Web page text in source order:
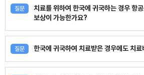
질문
치료를 위하여 한국에 귀국하는 경우 항
보상이 가능한가요?
질문 한국에 귀국하여 치료받은 경우에도 치